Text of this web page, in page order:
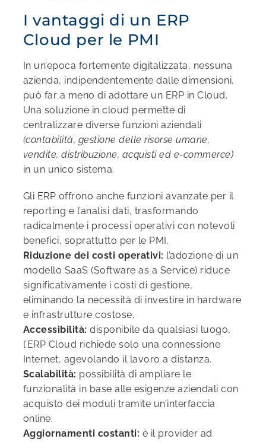
I vantaggi di un ERP
Cloud per le PMI
In un’epoca fortemente digitalizzata, nessuna
azienda, indipendentemente dalle dimensioni,
può far a meno di adottare un ERP in Cloud.
Una soluzione in cloud permette di
centralizzare diverse funzioni aziendali
(contabilità, gestione delle risorse umane,
vendite, distribuzione, acquisti ed e-commerce)
in un unico sistema.
Gli ERP offrono anche funzioni avanzate per il
reporting e l’analisi dati, trasformando
radicalmente i processi operativi con notevoli
benefici, soprattutto per le PMI.
Riduzione dei costi operativi: l’adozione di un
modello SaaS (Software as a Service) riduce
significativamente i costi di gestione,
eliminando la necessità di investire in hardware
e infrastrutture costose.
Accessibilità: disponibile da qualsiasi luogo,
l’ERP Cloud richiede solo una connessione
Internet, agevolando il lavoro a distanza.
Scalabilità: possibilità di ampliare le
funzionalità in base alle esigenze aziendali con
acquisto dei moduli tramite un’interfaccia
online.
Aggiornamenti costanti: è il provider ad